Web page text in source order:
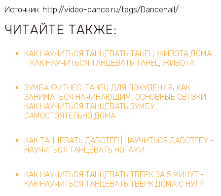
Источник: http://video-dance.ru/tags/Dancehall/
ЧИТАЙТЕ ТАКЖЕ:
КАК НАУЧИТЬСЯ ТАНЦЕВАТЬ ТАНЕЦ ЖИВОТА ДОМА
- КАК НАУЧИТЬСЯ ТАНЦЕВАТЬ ТАНЕЦ ЖИВОТА
ЗУМБА ФИТНЕС: ТАНЕЦ ДЛЯ ПОХУДЕНИЯ, КАК
ЗАНИМАТЬСЯ НАЧИНАЮЩИМ, ОСНОВНЫЕ СВЯЗКИ -
КАК НАУЧИТЬСЯ ТАНЦЕВАТЬ ЗУМБУ
САМОСТОЯТЕЛЬНО ДОМА
КАК ТАНЦЕВАТЬ ДАБСТЕП | НАУЧИТЬСЯ ДАБСТЕПУ -
НАУЧИТЬСЯ ТАНЦЕВАТЬ НОГАМИ
КАК НАУЧИТЬСЯ ТАНЦЕВАТЬ ТВЕРК ЗА 5 МИНУТ -
КАК НАУЧИТЬСЯ ТАНЦЕВАТЬ ТВЕРК ДОМА С НУЛЯ